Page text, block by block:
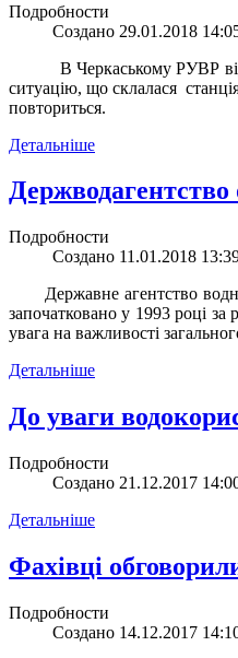
Подробности
Создано 29.01.2018
В Черкаському РУВР
ситуацію, що склалася
повториться.
Детальніше
Подробности
Создано 11.01.2018
Державне агентство
започатковано у 1993 році
увага на важливості
Детальніше
До уваги
Подробности
Создано 21.12.2017
Детальніше
Фахівці
Подробности
Создано 14.12.2017